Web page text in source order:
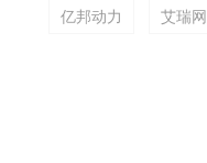
亿邦动力 艾瑞网